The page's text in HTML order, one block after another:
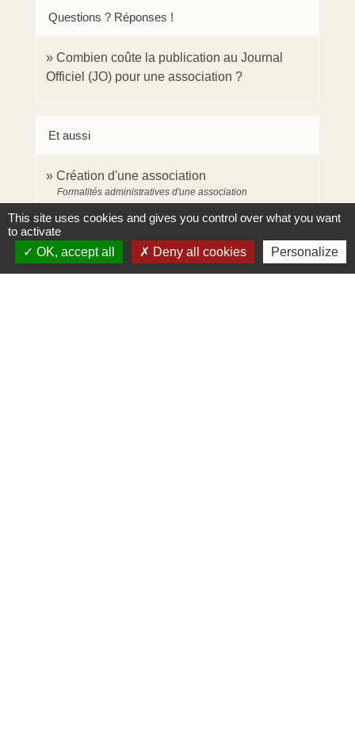
Questions ? Réponses !
Combien coûte la publication au Journal
Officiel (JO) pour une association ?
Et aussi
Création d'une association
Formalités administratives d'une association
Signaler une erreur sur cette page
This site uses cookies and gives you control over what you want
to activate
OK, accept all
Deny all cookies Personalize